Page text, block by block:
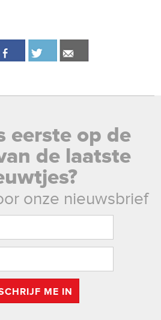
eerste op de
de laatste
onze nieuwsbrief
ME IN